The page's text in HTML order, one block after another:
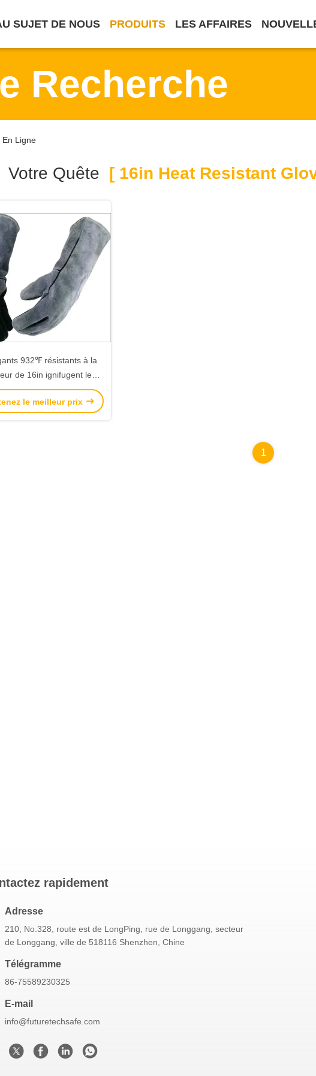
SUJET DE NOUS PRODUITS LES AFFAIRES
Recherche
En Ligne
Votre Quête [ 16in Heat Resistant
932℉ résistants à la
de 16in ignifugent les
coupés de preuve pour la
sécurité
le meilleur prix
1
rapidement
Adresse
210, No.328, route est de LongPing, rue de Longgang, secteur
de Longgang, ville de 518116 Shenzhen, Chine
Télégramme
86-75589230325
E-mail
info@futuretechsafe.com